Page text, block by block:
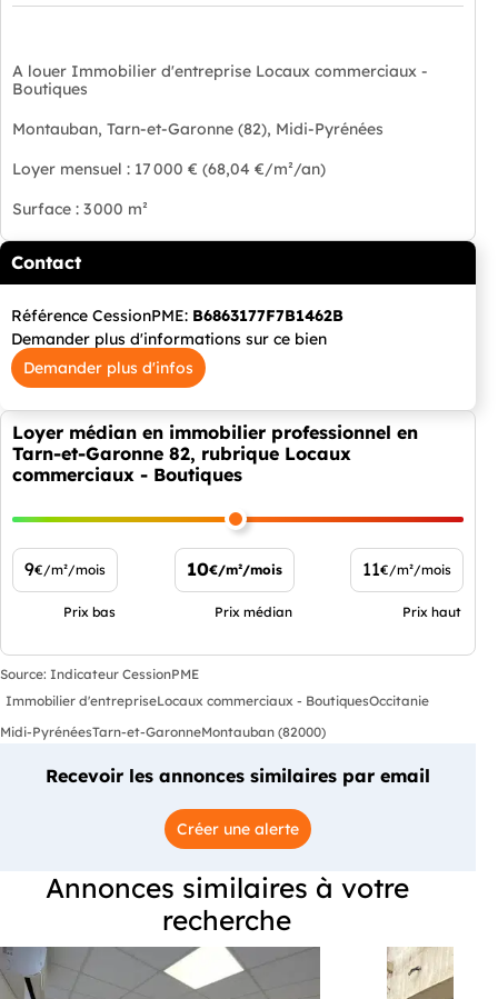
A louer Immobilier d'entreprise Locaux commerciaux -
Boutiques
Montauban, Tarn-et-Garonne (82), Midi-Pyrénées
Loyer mensuel : 17 000 € (68,04 €/m²/an)
Surface : 3 000 m²
Contact
Référence CessionPME: B6863177F7B1462B
Demander plus d'informations sur ce bien
Demander plus d'infos
Loyer médian en immobilier professionnel en
Tarn-et-Garonne 82, rubrique Locaux
commerciaux - Boutiques
9€/m²/mois
Prix bas
10€/m²/mois
Prix médian
11€/m²/mois
Prix haut
Source: Indicateur CessionPME
Immobilier d'entrepriseLocaux commerciaux - BoutiquesOccitanie
Midi-PyrénéesTarn-et-GaronneMontauban (82000)
Recevoir les annonces similaires par email
Créer une alerte
Annonces similaires à votre
recherche